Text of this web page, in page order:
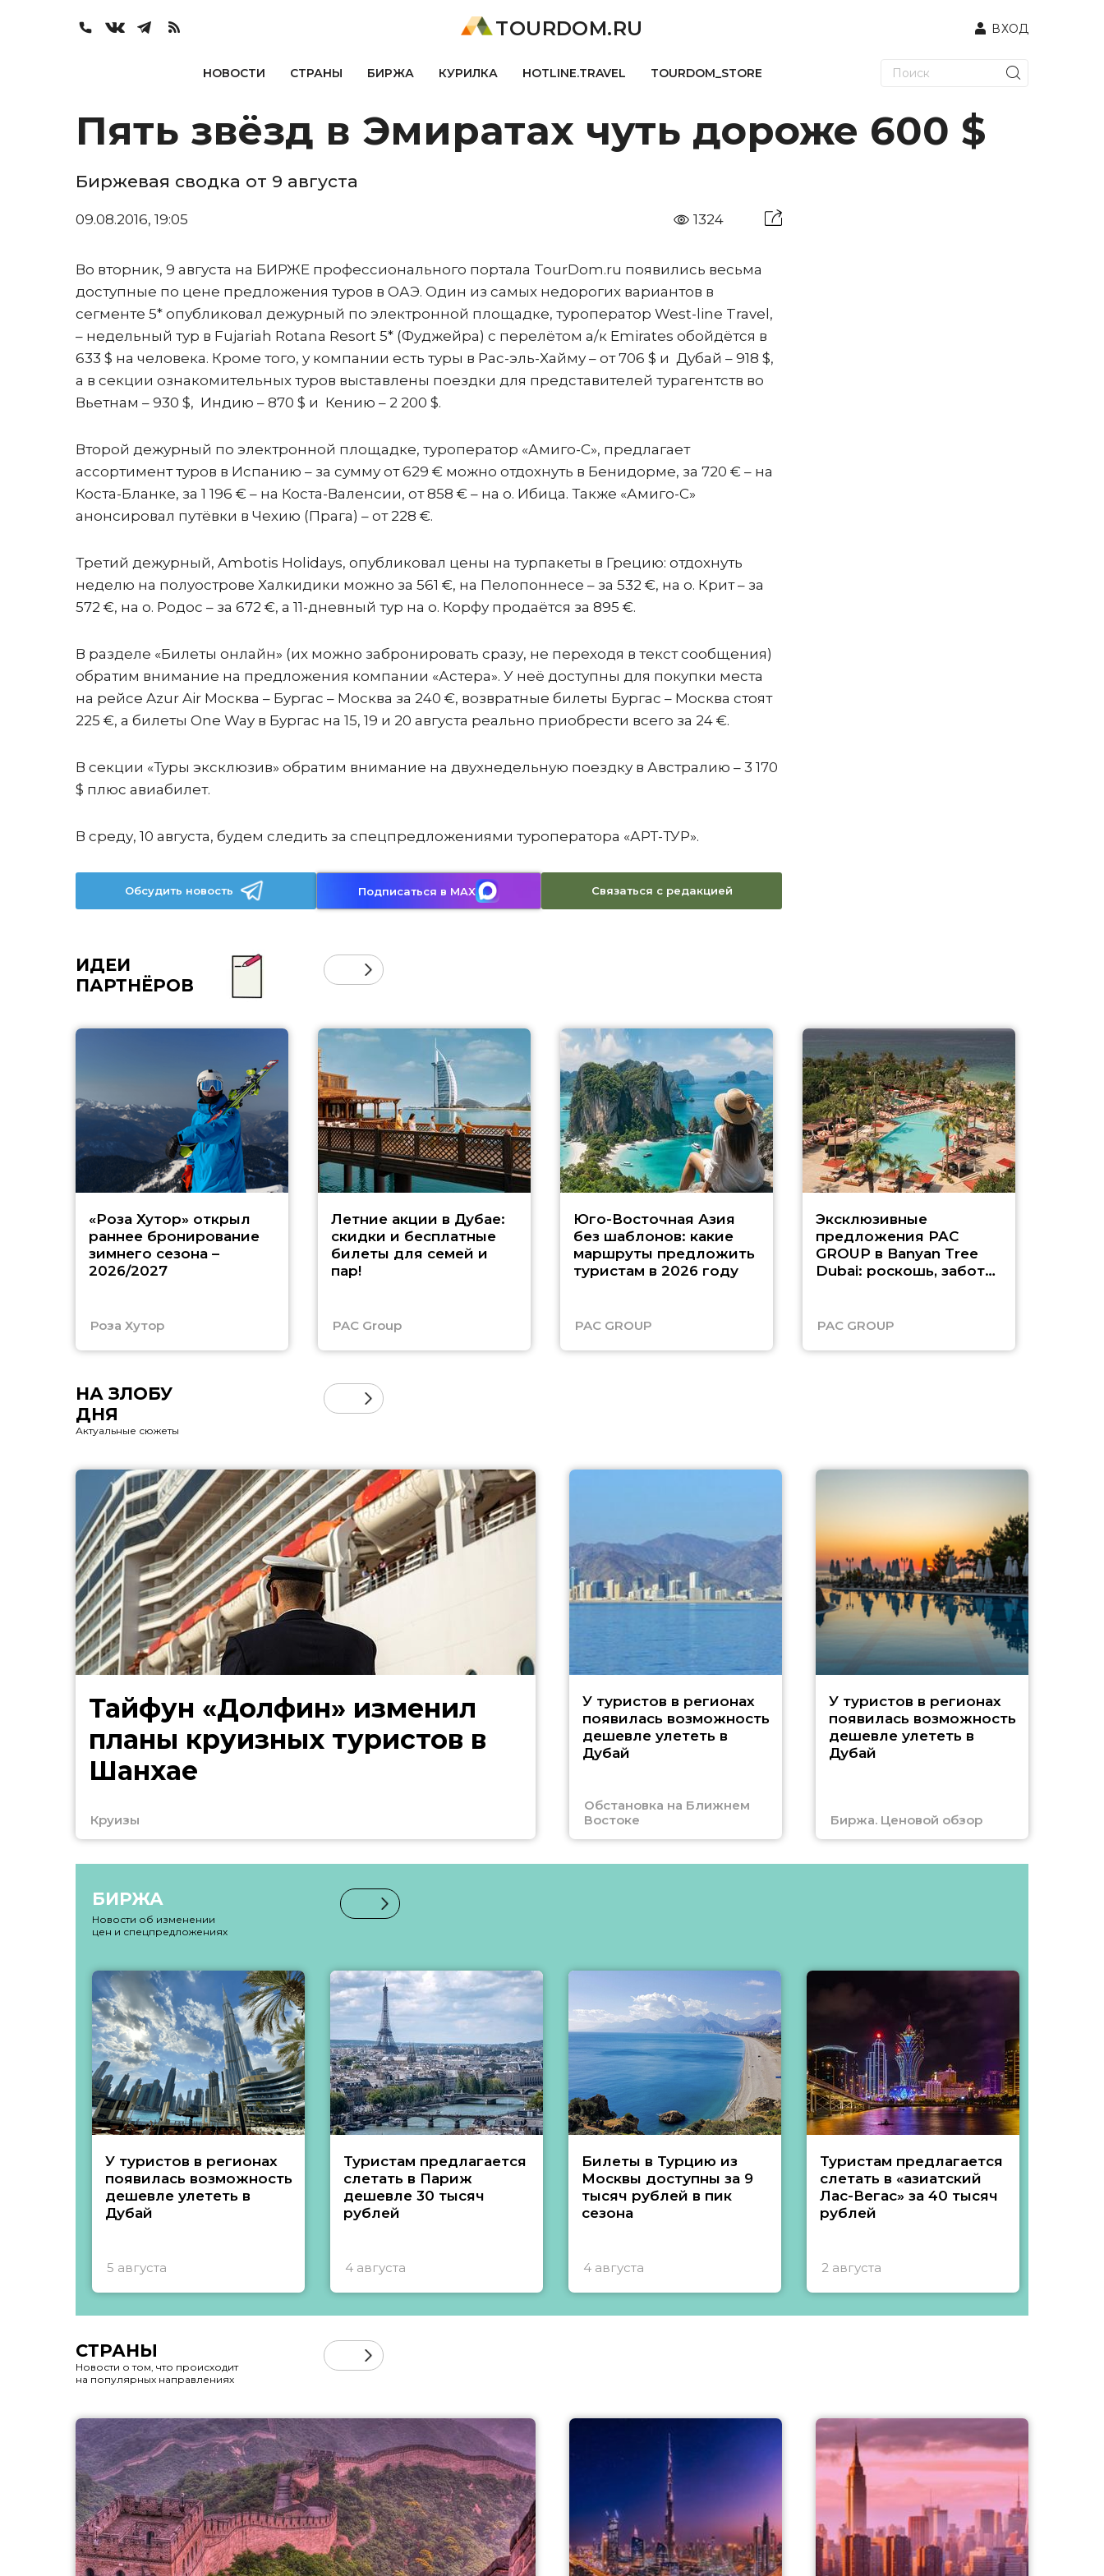
TOURDOM.RU ВХОД
НОВОСТИ СТРАНЫ БИРЖА КУРИЛКА HOTLINE.TRAVEL TOURDOM_STORE
Пять звёзд в Эмиратах чуть дороже 600 $
Биржевая сводка от 9 августа
09.08.2016, 19:05 1324
Во вторник, 9 августа на БИРЖЕ профессионального портала TourDom.ru появились весьма
доступные по цене предложения туров в ОАЭ. Один из самых недорогих вариантов в
сегменте 5* опубликовал дежурный по электронной площадке, туроператор West-line Travel,
– недельный тур в Fujariah Rotana Resort 5* (Фуджейра) с перелётом а/к Emirates обойдётся в
633 $ на человека. Кроме того, у компании есть туры в Рас-эль-Хайму – от 706 $ и Дубай – 918 $,
а в секции ознакомительных туров выставлены поездки для представителей турагентств во
Вьетнам – 930 $, Индию – 870 $ и Кению – 2 200 $.
Второй дежурный по электронной площадке, туроператор «Амиго-С», предлагает
ассортимент туров в Испанию – за сумму от 629 € можно отдохнуть в Бенидорме, за 720 € – на
Коста-Бланке, за 1 196 € – на Коста-Валенсии, от 858 € – на о. Ибица. Также «Амиго-С»
анонсировал путёвки в Чехию (Прага) – от 228 €.
Третий дежурный, Ambotis Holidays, опубликовал цены на турпакеты в Грецию: отдохнуть
неделю на полуострове Халкидики можно за 561 €, на Пелопоннесе – за 532 €, на о. Крит – за
572 €, на о. Родос – за 672 €, а 11-дневный тур на о. Корфу продаётся за 895 €.
В разделе «Билеты онлайн» (их можно забронировать сразу, не переходя в текст сообщения)
обратим внимание на предложения компании «Астера». У неё доступны для покупки места
на рейсе Azur Air Москва – Бургас – Москва за 240 €, возвратные билеты Бургас – Москва стоят
225 €, а билеты One Way в Бургас на 15, 19 и 20 августа реально приобрести всего за 24 €.
В секции «Туры эксклюзив» обратим внимание на двухнедельную поездку в Австралию – 3 170
$ плюс авиабилет.
В среду, 10 августа, будем следить за спецпредложениями туроператора «АРТ-ТУР».
Обсудить новость Подписаться в MAX Связаться с редакцией
ИДЕИ
ПАРТНЁРОВ
«Роза Хутор» открыл
раннее бронирование
зимнего сезона –
2026/2027
Роза Хутор
Летние акции в Дубае:
скидки и бесплатные
билеты для семей и
пар!
PAC Group
Юго-Восточная Азия
без шаблонов: какие
маршруты предложить
туристам в 2026 году
PAC GROUP
Эксклюзивные
предложения PAC
GROUP в Banyan Tree
Dubai: роскошь, забота
PAC GROUP
НА ЗЛОБУ
ДНЯ
Актуальные сюжеты
Тайфун «Долфин» изменил
планы круизных туристов в
Шанхае
Круизы
У туристов в регионах
появилась возможность
дешевле улететь в
Дубай
Обстановка на Ближнем
Востоке
У туристов в регионах
появилась возможность
дешевле улететь в
Дубай
Биржа. Ценовой обзор
БИРЖА
Новости об изменении
цен и спецпредложениях
У туристов в регионах
появилась возможность
дешевле улететь в
Дубай
5 августа
Туристам предлагается
слетать в Париж
дешевле 30 тысяч
рублей
4 августа
Билеты в Турцию из
Москвы доступны за 9
тысяч рублей в пик
сезона
4 августа
Туристам предлагается
слетать в «азиатский
Лас-Вегас» за 40 тысяч
рублей
2 августа
СТРАНЫ
Новости о том, что происходит
на популярных направлениях